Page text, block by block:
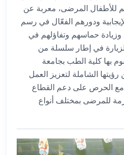
للأطفال المرضى، معربة عن
ودورهم الفعّال في رسم
حماسهم وتفاؤلهم في
في إطار سلسلة من
بها كلية الطب بجامعة
الشاملة لتعزيز العمل
مع الحرص على دعم القطاع
للمرضى بمختلف أنواع